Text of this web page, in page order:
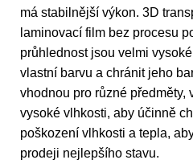
má stabilnější výkon. 3D
laminovací film bez procesu
průhlednost jsou velmi
vlastní barvu a chránit jeho
vhodnou pro různé předměty,
vysoké vlhkosti, aby účinně
poškození vlhkosti a tepla,
prodeji nejlepšího stavu.